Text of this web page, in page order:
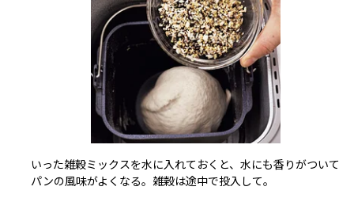
いった雑穀ミックスを水に入れておくと、水にも香りがついて
パンの風味がよくなる。雑穀は途中で投入して。